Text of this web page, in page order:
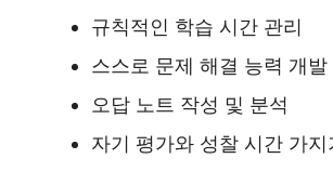
규칙적인 학습 시간 관리
스스로 문제 해결 능력 개발
오답 노트 작성 및 분석
자기 평가와 성찰 시간 가지